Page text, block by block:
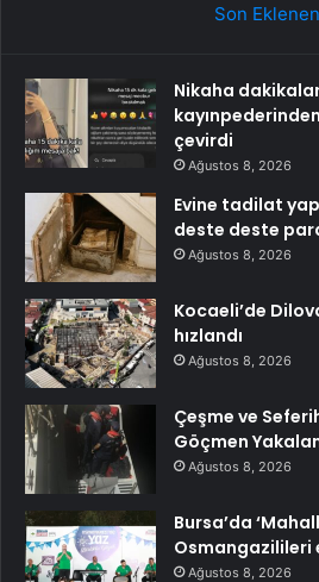
Son Eklenen
Nikaha
çevirdi
Ağustos 8, 2026
Evine tadilat
deste deste
Ağustos 8, 2026
Kocaeli’de
hızlandı
Ağustos 8, 2026
Çeşme ve
Göçmen
Ağustos 8, 2026
Bursa’da
Osmangazilileri
Ağustos 8, 2026